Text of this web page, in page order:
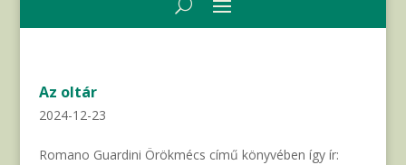
Az oltár
2024-12-23
Romano Guardini Örökmécs című könyvében így ír: